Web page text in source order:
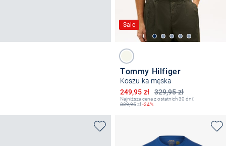
Sale
Tommy Hilfiger
Koszulka męska
329,95 zł
Obniżona cena
249,95 zł
Najniższa cena z ostatnich 30 dni:
329,95zł-24%